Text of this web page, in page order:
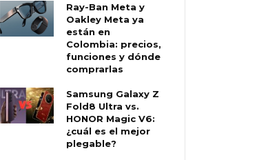
Ray-Ban Meta y
Oakley Meta ya
están en
Colombia: precios,
funciones y dónde
comprarlas
Samsung Galaxy Z
Fold8 Ultra vs.
HONOR Magic V6:
¿cuál es el mejor
plegable?